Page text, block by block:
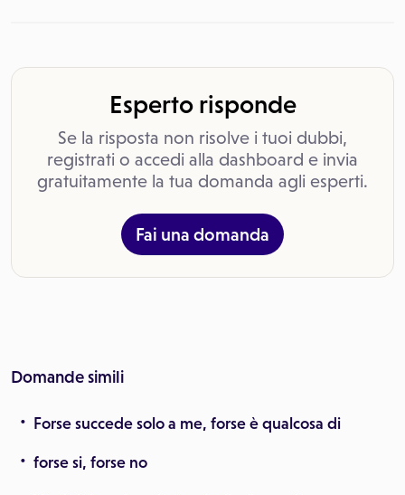
Esperto risponde
Se la risposta non risolve i tuoi dubbi,
registrati o accedi alla dashboard e invia
gratuitamente la tua domanda agli esperti.
Fai una domanda
Domande simili
Forse succede solo a me, forse è qualcosa di
forse si, forse no